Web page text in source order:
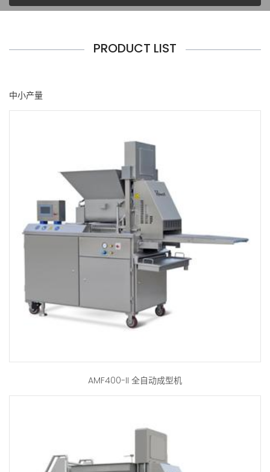
PRODUCT LIST
中小产量
AMF400-II 全自动成型机